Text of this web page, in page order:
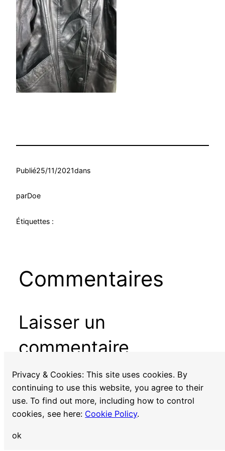
Publié25/11/2021dans
parDoe
Étiquettes :
Commentaires
Laisser un
commentaire
Vous devezvous connecterpour publier un
commentaire.
Privacy & Cookies: This site uses cookies. By
continuing to use this website, you agree to their
use. To find out more, including how to control
cookies, see here: Cookie Policy.
ok